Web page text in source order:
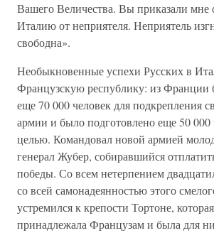
Вашего Величества. Вы приказали мне
Италию от неприятеля. Неприятель
свободна».
Необыкновенные успехи Русских в
Французскую республику: из Франции
еще 70 000 человек для подкрепления
армии и было подготовлено еще 50 000
целью. Командовал новой армией
генерал Жубер, собиравшийся
победы. Со всем нетерпением
со всей самонадеянностью этого
устремился к крепости Тортоне,
принадлежала Французам и была для